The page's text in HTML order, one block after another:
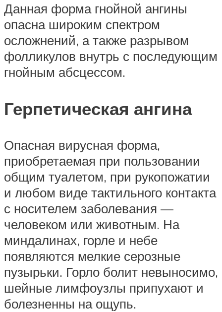
Данная форма гнойной ангины
опасна широким спектром
осложнений, а также разрывом
фолликулов внутрь с последующим
гнойным абсцессом.
Герпетическая ангина
Опасная вирусная форма,
приобретаемая при пользовании
общим туалетом, при рукопожатии
и любом виде тактильного контакта
с носителем заболевания —
человеком или животным. На
миндалинах, горле и небе
появляются мелкие серозные
пузырьки. Горло болит невыносимо,
шейные лимфоузлы припухают и
болезненны на ощупь.